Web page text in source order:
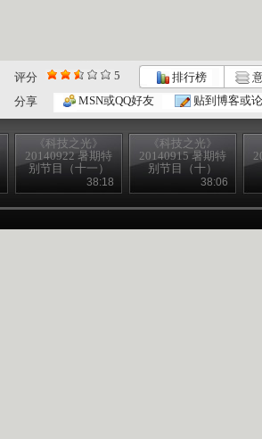
评分 5 排行榜
分享
MSN或QQ好友 贴到博客或
《科技之光》
20140922 暑期特
别节目（十一）
38:18
《科技之光》
20140915 暑期特
别节目（十）
38:06